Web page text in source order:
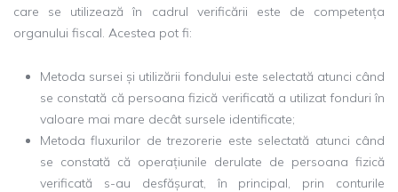
care se utilizează în cadrul verificării este de competența
organului fiscal. Acestea pot fi:
Metoda sursei și utilizării fondului este selectată atunci când
se constată că persoana fizică verificată a utilizat fonduri în
valoare mai mare decât sursele identificate;
Metoda fluxurilor de trezorerie este selectată atunci când
se constată că operațiunile derulate de persoana fizică
verificată s-au desfășurat, în principal, prin conturile